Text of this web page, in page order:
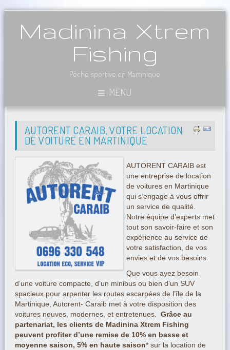
Madinina Xtrem
Fishing
Pêche sportive en Martinique
MENU
AUTORENT CARAIB, VOTRE LOCATION
DE VOITURE EN MARTINIQUE
AUTORENT CARAIB est
une entreprise de location
de voitures en Martinique
qui s’engage à vous offrir
un service de qualité.
Notre équipe d’experts met
tout son savoir-faire et son
expérience au service de
votre satisfaction, de vos
envies et de vos besoins.
Que vous ayez besoin
d’une voiture compacte, d’un minibus ou bien d’un SUV
spacieux pour arpenter les routes escarpées de l’île de la
Martinique, Autorent- Caraib met à votre disposition des
voitures neuves, modernes, et entretenues. Grâce au
partenariat, les clients de Madinina Xtrem Fishing
peuvent profiter d’une remise de 10% en basse et
moyenne saison, 5% en haute saison* sur la location de